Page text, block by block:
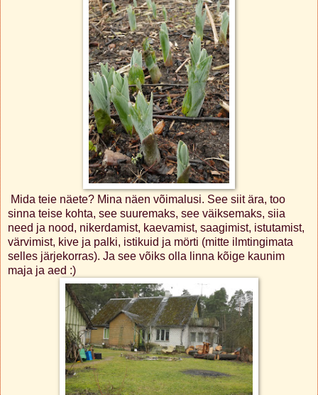
Mida teie näete? Mina näen võimalusi. See siit ära, too
sinna teise kohta, see suuremaks, see väiksemaks, siia
need ja nood, nikerdamist, kaevamist, saagimist, istutamist,
värvimist, kive ja palki, istikuid ja mörti (mitte ilmtingimata
selles järjekorras). Ja see võiks olla linna kõige kaunim
maja ja aed :)